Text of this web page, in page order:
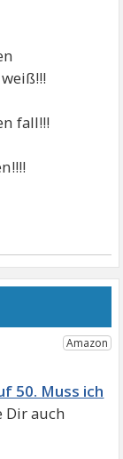
fall!!!
50. Muss ich